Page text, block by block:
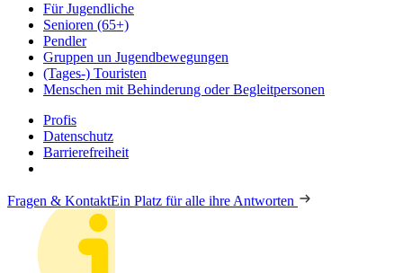
Für Jugendliche
Senioren (65+)
Pendler
Gruppen un Jugendbewegungen
(Tages-) Touristen
Menschen mit Behinderung oder Begleitpersonen
Profis
Datenschutz
Barrierefreiheit
Fragen & KontaktEin Platz für alle ihre Antworten